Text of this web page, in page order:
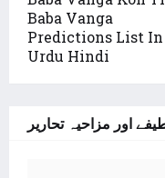
Baba Vanga
Predictions List In
Urdu Hindi
اور مزاحیہ تحاریر